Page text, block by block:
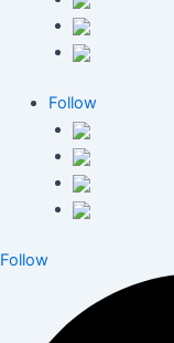
Follow
Follow